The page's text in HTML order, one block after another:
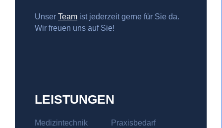
Unser Team ist jederzeit gerne für Sie da.
Wir freuen uns auf Sie!
LEISTUNGEN
Medizintechnik Praxisbedarf